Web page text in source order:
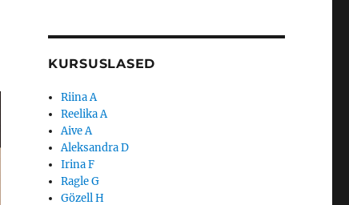
KURSUSLASED
Riina A
Reelika A
Aive A
Aleksandra D
Irina F
Ragle G
Gözell H